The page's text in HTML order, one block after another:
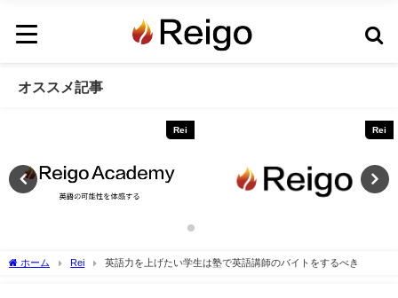
オススメ記事
Rei Rei
ホーム Rei 英語力を上げたい学生は塾で英語講師のバイトをするべき